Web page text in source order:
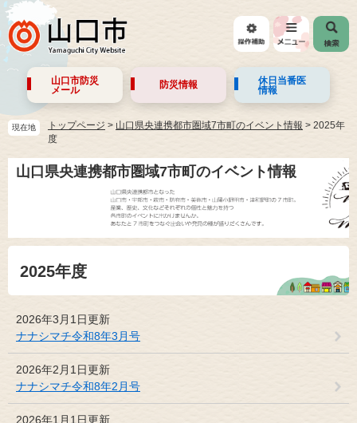
山口市防災
メール
防災情報
休日当番医
情報
現在地 トップページ > 山口県央連携都市圏域7市町のイベント情報 > 2025年
度
山口県央連携都市圏域7市町のイベント情報
2025年度
2026年3月1日更新
ナナシマチ令和8年3月号
2026年2月1日更新
ナナシマチ令和8年2月号
2026年1月1日更新